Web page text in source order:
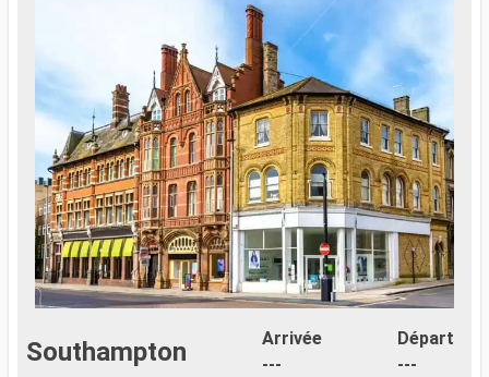
Southampton
Arrivée
---
Départ
---